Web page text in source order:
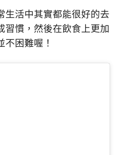
生活中其實都能很好的去
習慣，然後在飲食上更加
不困難喔！